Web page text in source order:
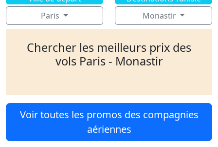
Paris
Monastir
Chercher les meilleurs prix des
vols Paris - Monastir
Voir toutes les promos des compagnies
aériennes